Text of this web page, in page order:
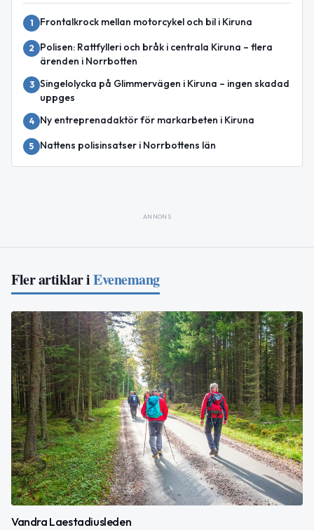
1 Frontalkrock mellan motorcykel och bil i Kiruna
2
Polisen: Rattfylleri och bråk i centrala Kiruna – flera
ärenden i Norrbotten
3 Singelolycka på Glimmervägen i Kiruna – ingen skadad
uppges
4 Ny entreprenadaktör för markarbeten i Kiruna
5 Nattens polisinsatser i Norrbottens län
ANNONS
Fler artiklar iEvenemang
Vandra Laestadiusleden